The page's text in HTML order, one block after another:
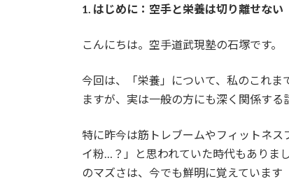
:
1. はじめに：空手と栄養は切り離せない
こんにちは。空手道武現塾の石塚です。
今回は、「栄養」について、私のこれ
ますが、実は一般の方にも深く関係する
特に昨今は筋トレブームやフィットネ
イ粉…？」と思われていた時代もありま
のマズさは、今でも鮮明に覚えています